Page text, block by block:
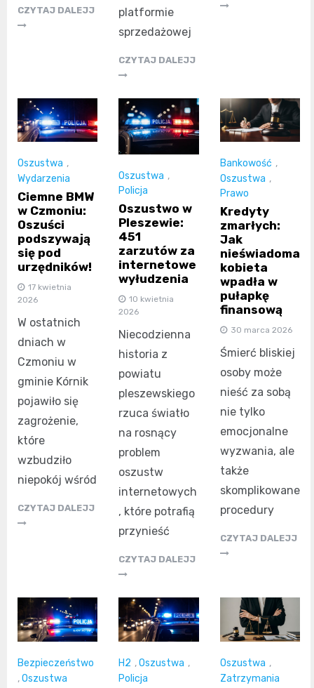
CZYTAJ DALEJJ
platformie
sprzedażowej
CZYTAJ DALEJJ
Oszustwa ,
Wydarzenia
Ciemne BMW
w Czmoniu:
Oszuści
podszywają
się pod
urzędników!
17 kwietnia
2026
W ostatnich
dniach w
Czmoniu w
gminie Kórnik
pojawiło się
zagrożenie,
które
wzbudziło
niepokój wśród
CZYTAJ DALEJJ
Oszustwa ,
Policja
Oszustwo w
Pleszewie:
451
zarzutów za
internetowe
wyłudzenia
10 kwietnia
2026
Niecodzienna
historia z
powiatu
pleszewskiego
rzuca światło
na rosnący
problem
oszustw
internetowych
, które potrafią
przynieść
CZYTAJ DALEJJ
Bankowość ,
Oszustwa ,
Prawo
Kredyty
zmarłych:
Jak
nieświadoma
kobieta
wpadła w
pułapkę
finansową
30 marca 2026
Śmierć bliskiej
osoby może
nieść za sobą
nie tylko
emocjonalne
wyzwania, ale
także
skomplikowane
procedury
CZYTAJ DALEJJ
Bezpieczeństwo
,Oszustwa
H2 ,Oszustwa ,
Policja
Oszustwa ,
Zatrzymania